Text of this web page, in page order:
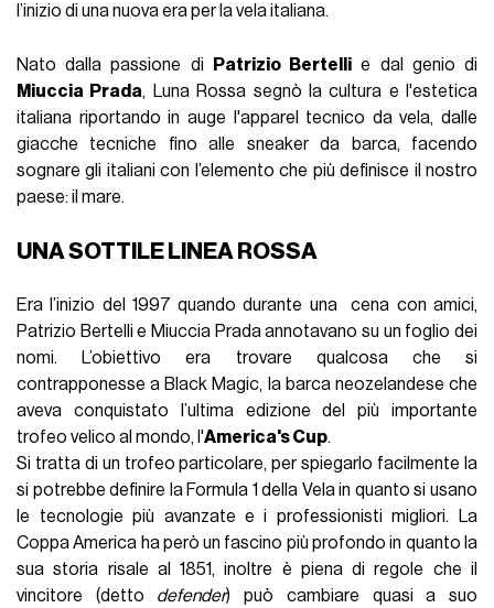
l’inizio di una nuova era per la vela italiana.
Nato dalla passione di Patrizio Bertelli e dal genio di
Miuccia Prada, Luna Rossa segnò la cultura e l'estetica
italiana riportando in auge l'apparel tecnico da vela, dalle
giacche tecniche fino alle sneaker da barca, facendo
sognare gli italiani con l’elemento che più definisce il nostro
paese: il mare.
UNA SOTTILE LINEA ROSSA
Era l’inizio del 1997 quando durante una cena con amici,
Patrizio Bertelli e Miuccia Prada annotavano su un foglio dei
nomi. L’obiettivo era trovare qualcosa che si
contrapponesse a Black Magic, la barca neozelandese che
aveva conquistato l’ultima edizione del più importante
trofeo velico al mondo, l'America's Cup.
Si tratta di un trofeo particolare, per spiegarlo facilmente la
si potrebbe definire la Formula 1 della Vela in quanto si usano
le tecnologie più avanzate e i professionisti migliori. La
Coppa America ha però un fascino più profondo in quanto la
sua storia risale al 1851, inoltre è piena di regole che il
vincitore (detto defender) può cambiare quasi a suo